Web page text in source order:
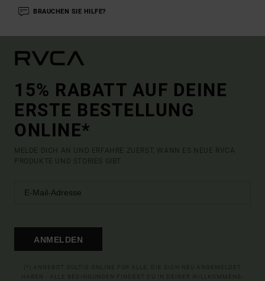
BRAUCHEN SIE HILFE?
15% RABATT AUF DEINE
ERSTE BESTELLUNG
ONLINE*
MELDE DICH AN UND ERFAHRE ZUERST, WANN ES NEUE RVCA
PRODUKTE UND STORIES GIBT.
ANMELDEN